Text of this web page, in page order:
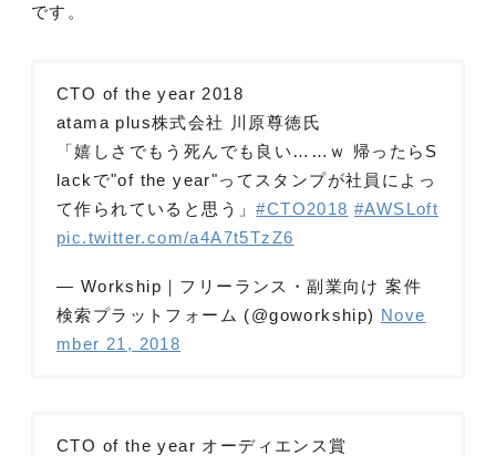
です。
CTO of the year 2018
atama plus株式会社 川原尊徳氏
「嬉しさでもう死んでも良い……ｗ 帰ったらS
lackで"of the year"ってスタンプが社員によっ
て作られていると思う」#CTO2018 #AWSLoft
pic.twitter.com/a4A7t5TzZ6
— Workship｜フリーランス・副業向け 案件
検索プラットフォーム (@goworkship) Nove
mber 21, 2018
CTO of the year オーディエンス賞